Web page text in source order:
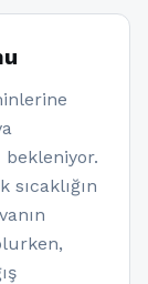
sıcaklığın